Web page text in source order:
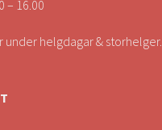
– 16.00
under helgdagar & storhelger.